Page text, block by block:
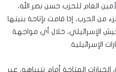
العام للحزب حسن نصر الله،
الحرب، إذا قامت بإتاحة بنيتها
الإسرائيلي، خلال أي مواجهة
الإسرائيلية.
المتاحة أمام نتنياهو، عبر